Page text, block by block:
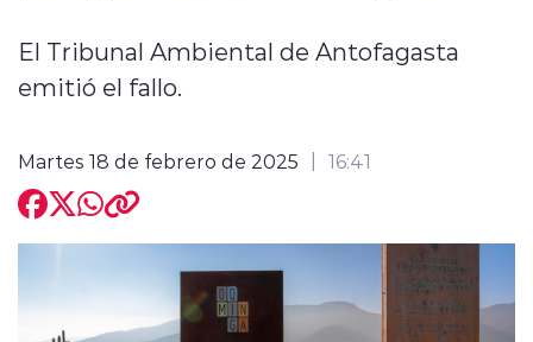
Regiones al Aire
modo claro
El Tribunal Ambiental de Antofagasta
emitió el fallo.
Martes 18 de febrero de 2025 16:41